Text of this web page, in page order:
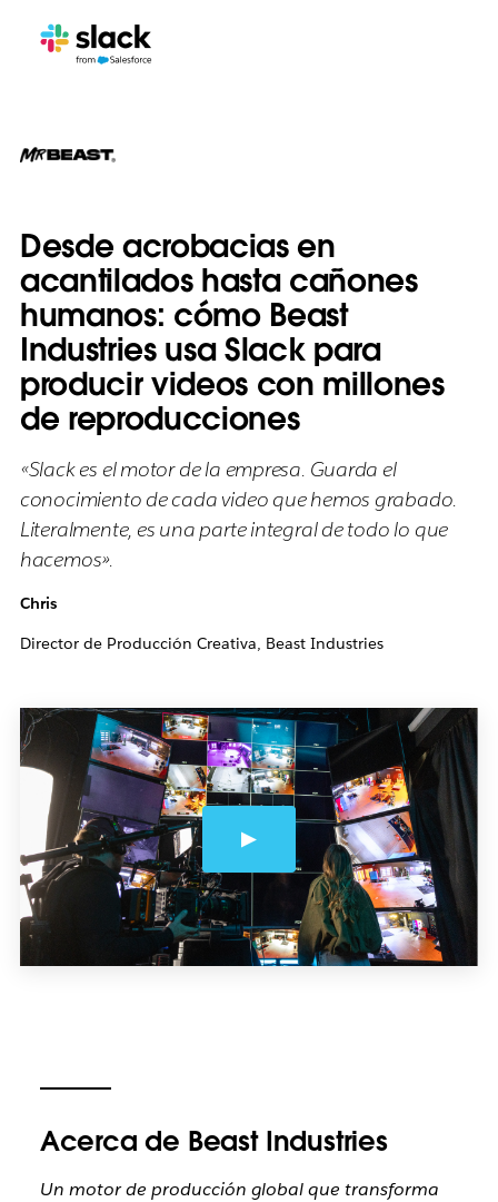
Desde acrobacias en
acantilados hasta cañones
humanos: cómo Beast
Industries usa Slack para
producir videos con millones
de reproducciones
«Slack es el motor de la empresa. Guarda el
conocimiento de cada video que hemos grabado.
Literalmente, es una parte integral de todo lo que
hacemos».
Chris
Director de Producción Creativa, Beast Industries
Acerca de Beast Industries
Un motor de producción global que transforma